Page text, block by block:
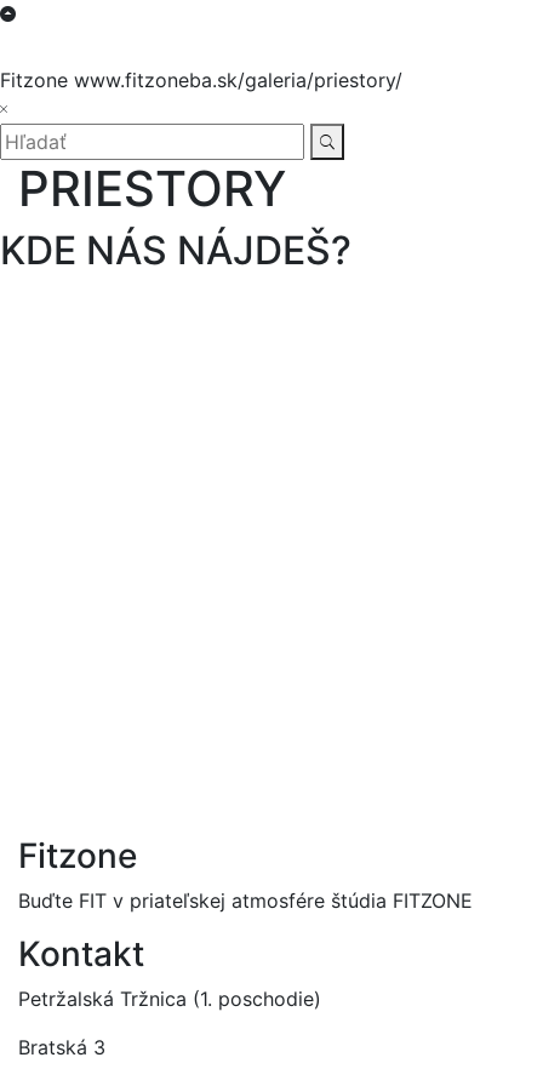
Hore
Fitzone www.fitzoneba.sk/galeria/priestory/
Zatvoriť
Hľadať:
Hľadať
Menu
PRIESTORY
KDE NÁS NÁJDEŠ?
Fitzone
Buďte FIT v priateľskej atmosfére štúdia FITZONE
Kontakt
Petržalská Tržnica (1. poschodie)
Bratská 3